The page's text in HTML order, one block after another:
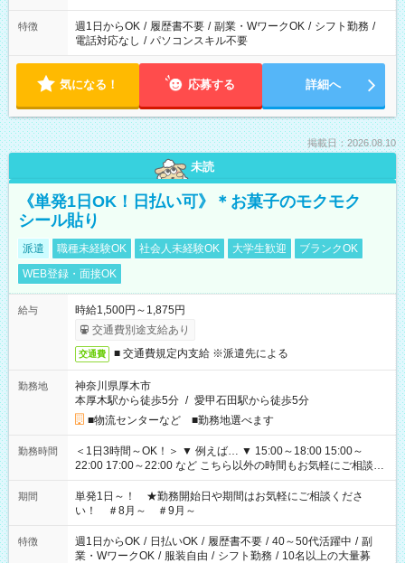
特徴 週1日からOK / 履歴書不要 / 副業・WワークOK / シフト勤務 /
電話対応なし / パソコンスキル不要
気になる！ 応募する 詳細へ
掲載日：2026.08.10
未読
《単発1日OK！日払い可》＊お菓子のモクモク
シール貼り
派遣 職種未経験OK 社会人未経験OK 大学生歓迎
ブランクOK
WEB登録・面接OK
給与
時給1,500円～1,875円
交通費別途支給あり
交通費 ■ 交通費規定内支給 ※派遣先による
勤務地
神奈川県厚木市
本厚木駅から徒歩5分 / 愛甲石田駅から徒歩5分
■物流センターなど ■勤務地選べます
勤務時間
＜1日3時間～OK！＞ ▼ 例えば… ▼ 15:00～18:00 15:00～
22:00 17:00～22:00 など こちら以外の時間もお気軽にご相談く
ださい！
期間
単発1日～！ ★勤務開始日や期間はお気軽にご相談くださ
い！ ＃8月～ ＃9月～
特徴 週1日からOK / 日払いOK / 履歴書不要 / 40～50代活躍中 / 副
業・WワークOK / 服装自由 / シフト勤務 / 10名以上の大量募